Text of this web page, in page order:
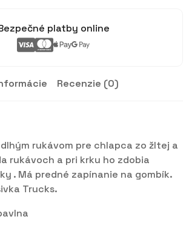
platby online
Recenzie (0)
rukávom pre chlapca zo žltej a
rukávoch a pri krku ho zdobia
. Má predné zapínanie na gombík.
Trucks.